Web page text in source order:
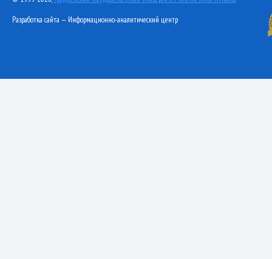
Разработка сайта — Информационно-аналитический центр